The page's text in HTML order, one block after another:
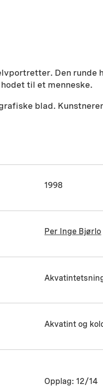
Den
til et menneske.
blad.
1998
Per Inge Bjørlo
Akvatint og
Opplag: 12/14